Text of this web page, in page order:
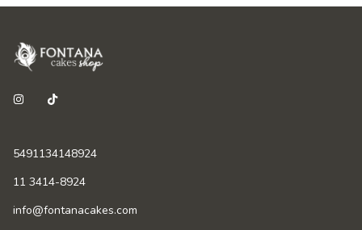
5491134148924
11 3414-8924
info@fontanacakes.com